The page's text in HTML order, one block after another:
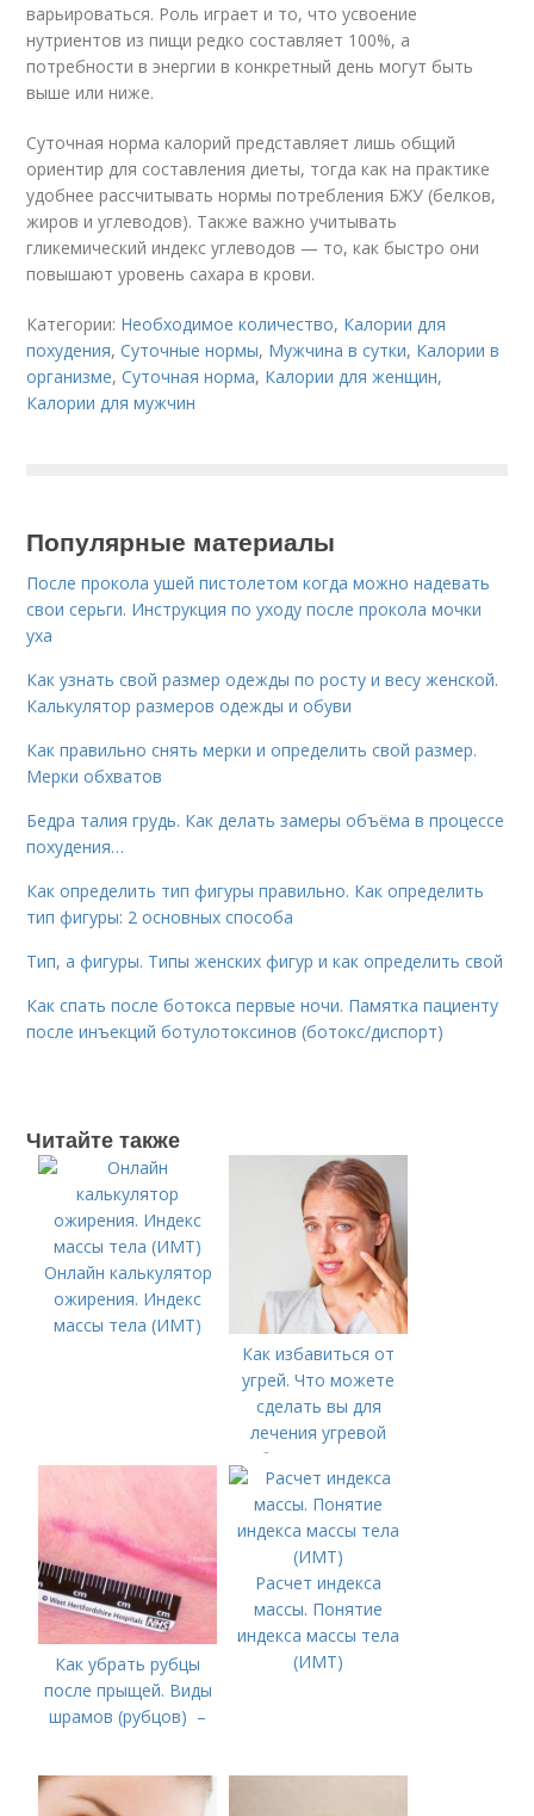
варьироваться. Роль играет и то, что усвоение
нутриентов из пищи редко составляет 100%, а
потребности в энергии в конкретный день могут быть
выше или ниже.
Суточная норма калорий представляет лишь общий
ориентир для составления диеты, тогда как на практике
удобнее рассчитывать нормы потребления БЖУ (белков,
жиров и углеводов). Также важно учитывать
гликемический индекс углеводов — то, как быстро они
повышают уровень сахара в крови.
Категории: Необходимое количество, Калории для
похудения,Суточные нормы, Мужчина в сутки, Калории в
организме,Суточная норма, Калории для женщин,
Калории для мужчин
Популярные материалы
После прокола ушей пистолетом когда можно надевать
свои серьги. Инструкция по уходу после прокола мочки
уха
Как узнать свой размер одежды по росту и весу женской.
Калькулятор размеров одежды и обуви
Как правильно снять мерки и определить свой размер.
Мерки обхватов
Бедра талия грудь. Как делать замеры объёма в процессе
похудения…
Как определить тип фигуры правильно. Как определить
тип фигуры: 2 основных способа
Тип, а фигуры. Типы женских фигур и как определить свой
Как спать после ботокса первые ночи. Памятка пациенту
после инъекций ботулотоксинов (ботокс/диспорт)
Читайте также
Онлайн калькулятор
ожирения. Индекс
массы тела (ИМТ)
Как избавиться от
угрей. Что можете
сделать вы для
лечения угревой
болезни (акне)
Как убрать рубцы
после прыщей. Виды
шрамов (рубцов) –
Расчет индекса
массы. Понятие
индекса массы тела
(ИМТ)